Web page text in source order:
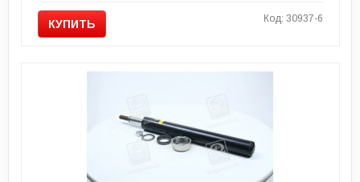
КУПИТЬ Код: 30937-6